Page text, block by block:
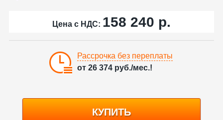
Цена с НДС: 158 240 р.
Рассрочка без переплаты
от 26 374 руб./мес.!
КУПИТЬ